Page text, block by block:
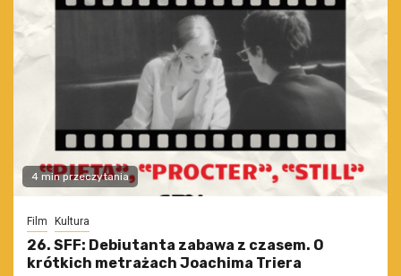
4 min przeczytania
Film Kultura
26. SFF: Debiutanta zabawa z czasem. O
krótkich metrażach Joachima Triera